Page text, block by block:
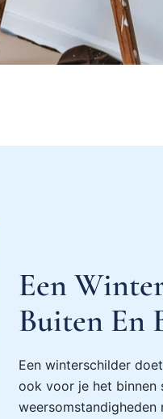
Een
Buiten En
Een winterschilder
ook voor je het binnen